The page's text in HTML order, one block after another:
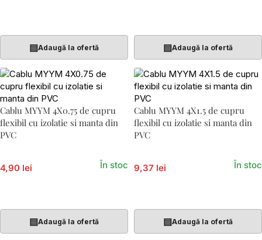
▤Adaugă la ofertă ▤Adaugă la ofertă
Cablu MYYM 4X0.75 de cupru
flexibil cu izolatie si manta din
PVC
4,90 lei În stoc
▤Adaugă la ofertă
Cablu MYYM 4X1.5 de cupru
flexibil cu izolatie si manta din
PVC
9,37 lei În stoc
▤Adaugă la ofertă